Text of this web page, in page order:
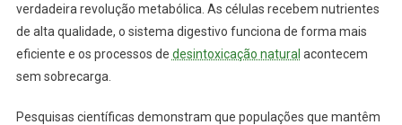
verdadeira revolução metabólica. As células recebem nutrientes
de alta qualidade, o sistema digestivo funciona de forma mais
eficiente e os processos de desintoxicação natural acontecem
sem sobrecarga.
Pesquisas científicas demonstram que populações que mantêm